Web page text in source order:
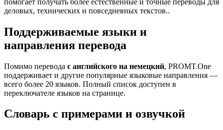
деловых, технических и повседневных текстов..
Поддерживаемые языки и
направления перевода
Помимо перевода с английского на немецкий, PROMT.One
поддерживает и другие популярные языковые направления —
всего более 20 языков. Полный список доступен в
переключателе языков на странице.
Словарь с примерами и озвучкой